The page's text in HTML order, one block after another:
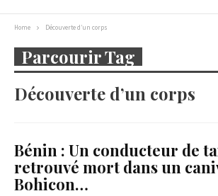
Home Découverte d’un corps
Parcourir Tag
Découverte d’un corps
Bénin : Un conducteur de
retrouvé mort dans un
Bohicon…